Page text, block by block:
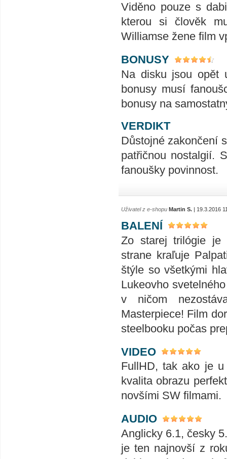
Viděno pouze s
kterou si člověk
Williamse žene film
BONUSY
Na disku jsou opět
bonusy musí
bonusy na
VERDIKT
Důstojné zakončení
patřičnou nostalgií.
fanoušky povinnost.
Uživatel z e-shopu Martin S. | 19.3.2016
BALENÍ
Zo starej trilógie je
strane kraľuje
štýle so všetkými
Lukeovho
v ničom
Masterpiece! Film
steelbooku počas
VIDEO
FullHD, tak ako je
kvalita obrazu
novšími SW filmami.
AUDIO
Anglicky 6.1, česky
je ten najnovší z